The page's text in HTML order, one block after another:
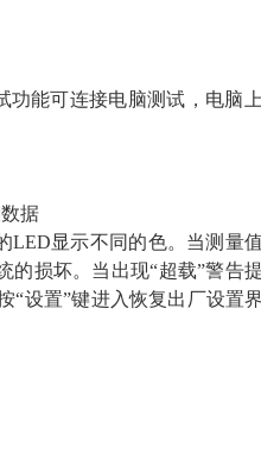
功能可连接电脑测试，电脑
据
显示不同的色。当测量
的损坏。当出现“超载”警告
“设置”键进入恢复出厂设置